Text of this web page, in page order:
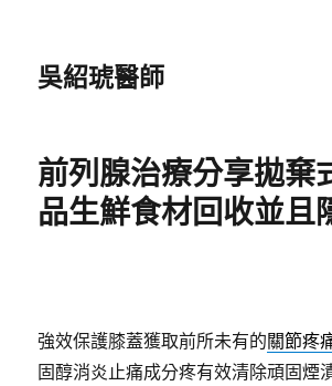
吳紹琥醫師
前列腺治療分享拋棄
品生鮮食材回收並且
強效保護膝蓋獲取前所未有的關節疼
固醇消炎止痛成分疼有效清除頑固煙